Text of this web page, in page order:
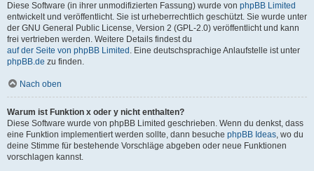
Diese Software (in ihrer unmodifizierten Fassung) wurde von phpBB Limited
entwickelt und veröffentlicht. Sie ist urheberrechtlich geschützt. Sie wurde unter
der GNU General Public License, Version 2 (GPL-2.0) veröffentlicht und kann
frei vertrieben werden. Weitere Details findest du
auf der Seite von phpBB Limited . Eine deutschsprachige Anlaufstelle ist unter
phpBB.de zu finden.
Nach oben
Warum ist Funktion x oder y nicht enthalten?
Diese Software wurde von phpBB Limited geschrieben. Wenn du denkst, dass
eine Funktion implementiert werden sollte, dann besuche phpBB Ideas, wo du
deine Stimme für bestehende Vorschläge abgeben oder neue Funktionen
vorschlagen kannst.